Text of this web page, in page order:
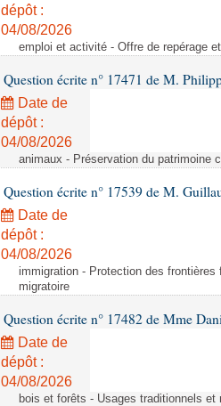
dépôt :
04/08/2026
emploi et activité - Offre de repérage
Question écrite n° 17471 de M.
Date de
dépôt :
04/08/2026
animaux - Préservation du patrimoine
Question écrite n° 17539 de M.
Date de
dépôt :
04/08/2026
immigration - Protection des
migratoire
Question écrite n° 17482 de Mme
Date de
dépôt :
04/08/2026
bois et forêts - Usages traditionnels